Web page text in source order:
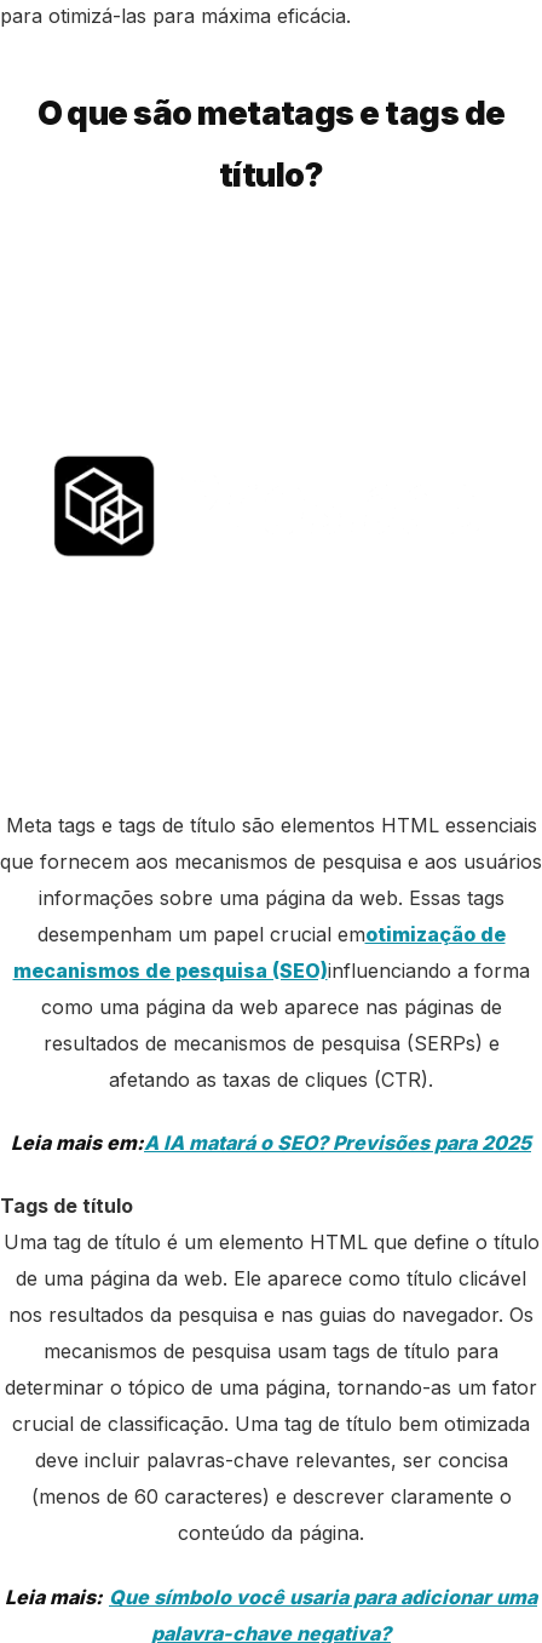
para otimizá-las para máxima eficácia.
O que são metatags e tags de
título?
Meta tags e tags de título são elementos HTML essenciais
que fornecem aos mecanismos de pesquisa e aos usuários
informações sobre uma página da web. Essas tags
desempenham um papel crucial emotimização de
mecanismos de pesquisa (SEO)influenciando a forma
como uma página da web aparece nas páginas de
resultados de mecanismos de pesquisa (SERPs) e
afetando as taxas de cliques (CTR).
Leia mais em:A IA matará o SEO? Previsões para 2025
Tags de título
Uma tag de título é um elemento HTML que define o título
de uma página da web. Ele aparece como título clicável
nos resultados da pesquisa e nas guias do navegador. Os
mecanismos de pesquisa usam tags de título para
determinar o tópico de uma página, tornando-as um fator
crucial de classificação. Uma tag de título bem otimizada
deve incluir palavras-chave relevantes, ser concisa
(menos de 60 caracteres) e descrever claramente o
conteúdo da página.
Leia mais: Que símbolo você usaria para adicionar uma
palavra-chave negativa?